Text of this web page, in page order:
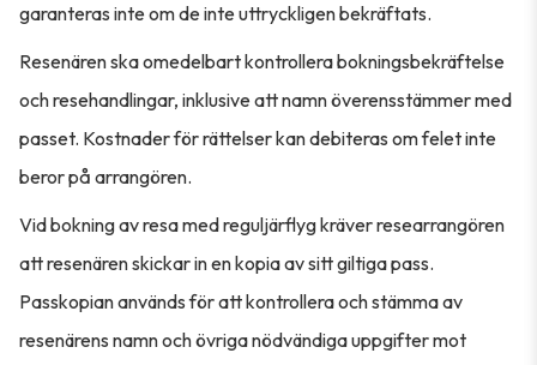
garanteras inte om de inte uttryckligen bekräftats.
Resenären ska omedelbart kontrollera bokningsbekräftelse
och resehandlingar, inklusive att namn överensstämmer med
passet. Kostnader för rättelser kan debiteras om felet inte
beror på arrangören.
Vid bokning av resa med reguljärflyg kräver researrangören
att resenären skickar in en kopia av sitt giltiga pass.
Passkopian används för att kontrollera och stämma av
resenärens namn och övriga nödvändiga uppgifter mot